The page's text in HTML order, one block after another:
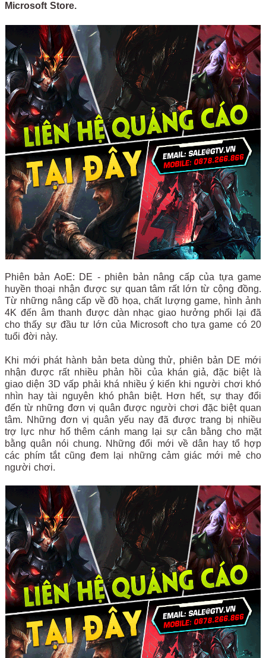
Microsoft Store.
Phiên bản AoE: DE - phiên bản nâng cấp của tựa game
huyền thoại nhận được sự quan tâm rất lớn từ cộng đồng.
Từ những nâng cấp về đồ họa, chất lượng game, hình ảnh
4K đến âm thanh được dàn nhạc giao hưởng phối lại đã
cho thấy sự đầu tư lớn của Microsoft cho tựa game có 20
tuổi đời này.
Khi mới phát hành bản beta dùng thử, phiên bản DE mới
nhận được rất nhiều phản hồi của khán giả, đặc biệt là
giao diện 3D vấp phải khá nhiều ý kiến khi người chơi khó
nhìn hay tài nguyên khó phân biệt. Hơn hết, sự thay đổi
đến từ những đơn vị quân được người chơi đặc biệt quan
tâm. Những đơn vị quân yếu nay đã được trang bị nhiều
trợ lực như hổ thêm cánh mang lại sự cân bằng cho mặt
bằng quân nói chung. Những đổi mới về dân hay tổ hợp
các phím tắt cũng đem lại những cảm giác mới mẻ cho
người chơi.